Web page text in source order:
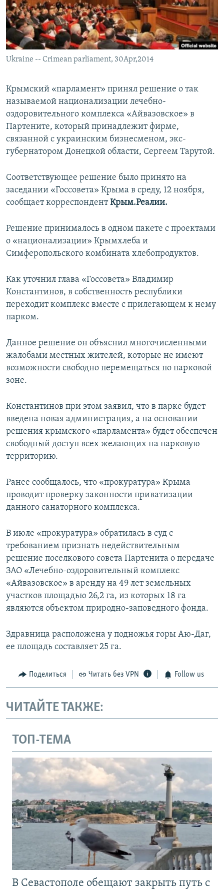
ПОБЕДИТЕЛЕЙ НЕ СУДЯТ?
КРЫМ.НЕПОКОРЕННЫЙ
ELIFBE
УКРАИНСКАЯ ПРОБЛЕМА КРЫМА
ПРИСОЕДИНЯЙТЕСЬ!
Ukraine -- Crimean parliament, 30Apr,2014
Крымский «парламент» принял решение о так
называемой национализации лечебно-
оздоровительного комплекса «Айвазовское» в
Партените, который принадлежит фирме,
связанной с украинским бизнесменом, экс-
губернатором Донецкой области, Сергеем Тарутой.
Соответствующее решение было принято на
заседании «Госсовета» Крыма в среду, 12 ноября,
сообщает корреспондентКрым.Реалии.
Решение принималось в одном пакете с проектами
о «национализации» Крымхлеба и
Симферопольского комбината хлебопродуктов.
Как уточнил глава «Госсовета» Владимир
Константинов, в собственность республики
переходит комплекс вместе с прилегающем к нему
парком.
Данное решение он объяснил многочисленными
жалобами местных жителей, которые не имеют
возможности свободно перемещаться по парковой
зоне.
Константинов при этом заявил, что в парке будет
введена новая администрация, а на основании
решения крымского «парламента» будет обеспечен
свободный доступ всех желающих на парковую
территорию.
Ранее сообщалось, что «прокуратура» Крыма
проводит проверку законности приватизации
данного санаторного комплекса.
В июле «прокуратура» обратилась в суд с
требованием признать недействительным
решение поселкового совета Партенита о передаче
ЗАО «Лечебно-оздоровительный комплекс
«Айвазовское» в аренду на 49 лет земельных
участков площадью 26,2 га, из которых 18 га
являются объектом природно-заповедного фонда.
Здравница расположена у подножья горы Аю-Даг,
ее площадь составляет 25 га.
Поделиться Читать без VPN Follow us
ЧИТАЙТЕ ТАКЖЕ:
ТОП-ТЕМА
В Севастополе обещают закрыть путь с